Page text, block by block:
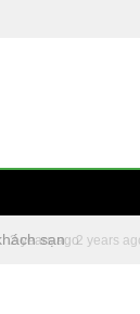
2 years ago